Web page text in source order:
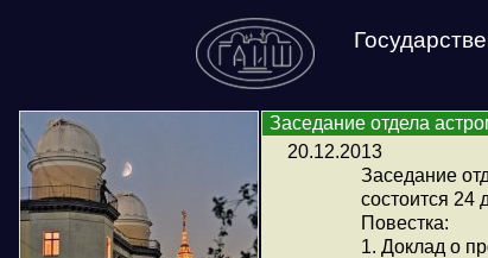
Заседание отдела
20.12.2013
Заседание
состоится 24
Повестка:
1. Доклад о